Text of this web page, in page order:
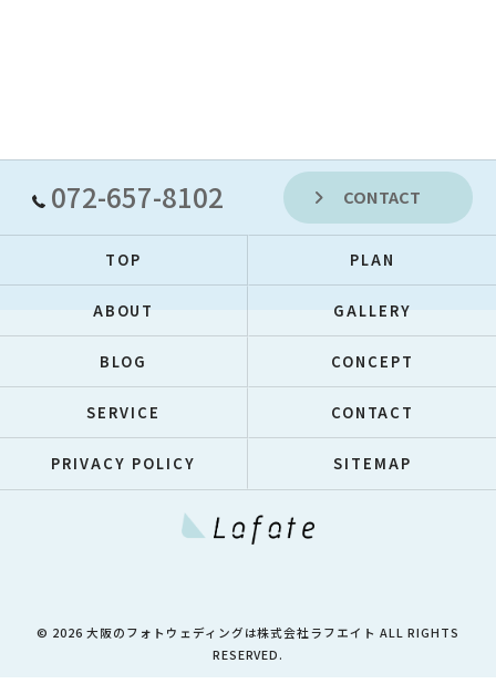
072-657-8102 CONTACT
TOP PLAN
ABOUT GALLERY
BLOG CONCEPT
SERVICE CONTACT
PRIVACY POLICY SITEMAP
© 2026 大阪のフォトウェディングは株式会社ラフエイト ALL RIGHTS
RESERVED.